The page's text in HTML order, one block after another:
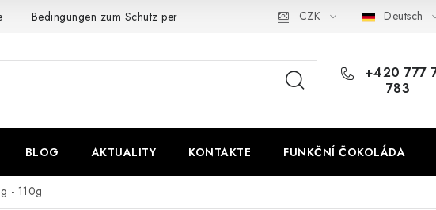
Bedingungen zum Schutz personenbezogener Daten CZK Deutsch
+420 777
783
BLOG AKTUALITY KONTAKTE FUNKČNÍ ČOKOLÁDA
- 110g